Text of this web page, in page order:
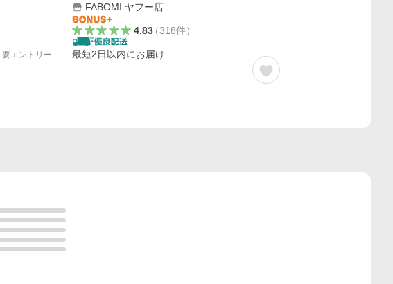
要エントリー
FABOMI ヤフー店
4.83（318件）
最短2日以内にお届け